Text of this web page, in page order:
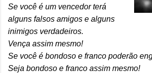
Se você é um vencedor terá
alguns falsos amigos e alguns
inimigos verdadeiros.
Vença assim mesmo!
Se você é bondoso e franco poderão
Seja bondoso e franco assim mesmo!